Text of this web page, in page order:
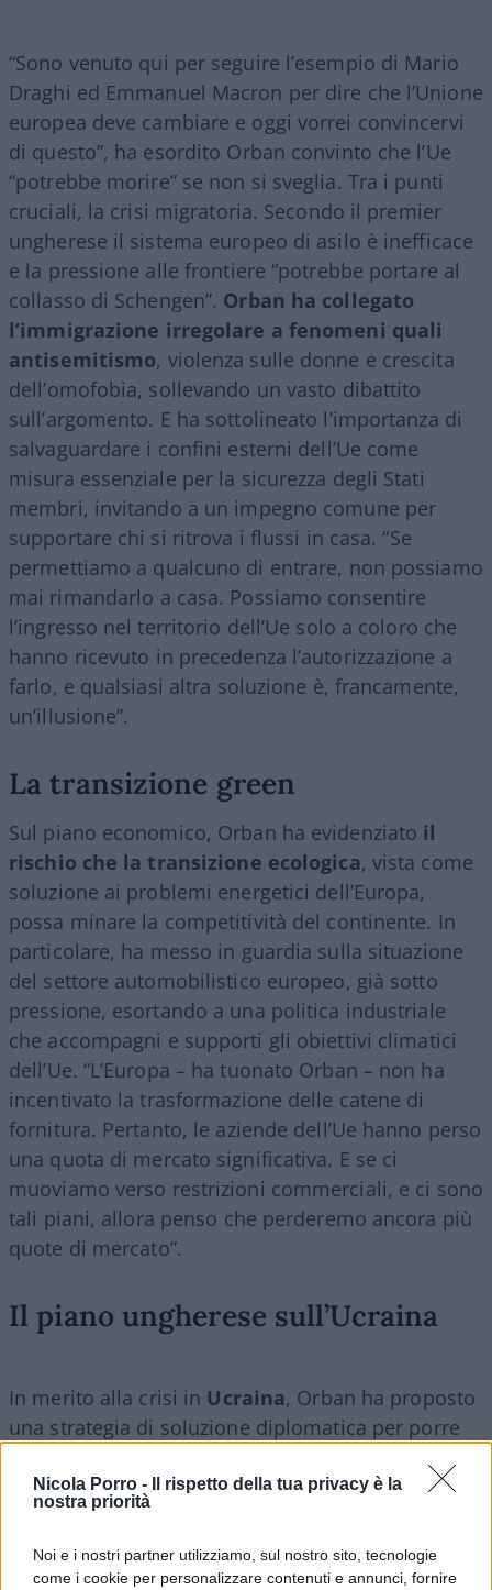
Nicola Porro -
Il rispetto della tua privacy è la
nostra priorità
Noi e i nostri partner utilizziamo, sul nostro sito, tecnologie
come i cookie per personalizzare contenuti e annunci, fornire
“Sono venuto qui per seguire l’esempio di Mario
Draghi ed Emmanuel Macron per dire che l’Unione
europea deve cambiare e oggi vorrei convincervi
di questo”, ha esordito Orban convinto che l’Ue
“potrebbe morire” se non si sveglia. Tra i punti
cruciali, la crisi migratoria. Secondo il premier
ungherese il sistema europeo di asilo è inefficace
e la pressione alle frontiere “potrebbe portare al
collasso di Schengen”. Orban ha collegato
l’immigrazione irregolare a fenomeni quali
antisemitismo, violenza sulle donne e crescita
dell’omofobia, sollevando un vasto dibattito
sull’argomento. E ha sottolineato l’importanza di
salvaguardare i confini esterni dell’Ue come
misura essenziale per la sicurezza degli Stati
membri, invitando a un impegno comune per
supportare chi si ritrova i flussi in casa. “Se
permettiamo a qualcuno di entrare, non possiamo
mai rimandarlo a casa. Possiamo consentire
l’ingresso nel territorio dell’Ue solo a coloro che
hanno ricevuto in precedenza l’autorizzazione a
farlo, e qualsiasi altra soluzione è, francamente,
un’illusione”.
La transizione green
Sul piano economico, Orban ha evidenziato il
rischio che la transizione ecologica, vista come
soluzione ai problemi energetici dell’Europa,
possa minare la competitività del continente. In
particolare, ha messo in guardia sulla situazione
del settore automobilistico europeo, già sotto
pressione, esortando a una politica industriale
che accompagni e supporti gli obiettivi climatici
dell’Ue. “L’Europa – ha tuonato Orban – non ha
incentivato la trasformazione delle catene di
fornitura. Pertanto, le aziende dell’Ue hanno perso
una quota di mercato significativa. E se ci
muoviamo verso restrizioni commerciali, e ci sono
tali piani, allora penso che perderemo ancora più
quote di mercato”.
Il piano ungherese sull’Ucraina
In merito alla crisi in Ucraina, Orban ha proposto
una strategia di soluzione diplomatica per porre
altri leader europei che sostengono militarmente
l’Ucraina come impegno nella difesa della libertà
e della democrazia. “In Ungheria c’è un detto: ‘Se
vuoi vincere bisogna che ci sia il coraggio